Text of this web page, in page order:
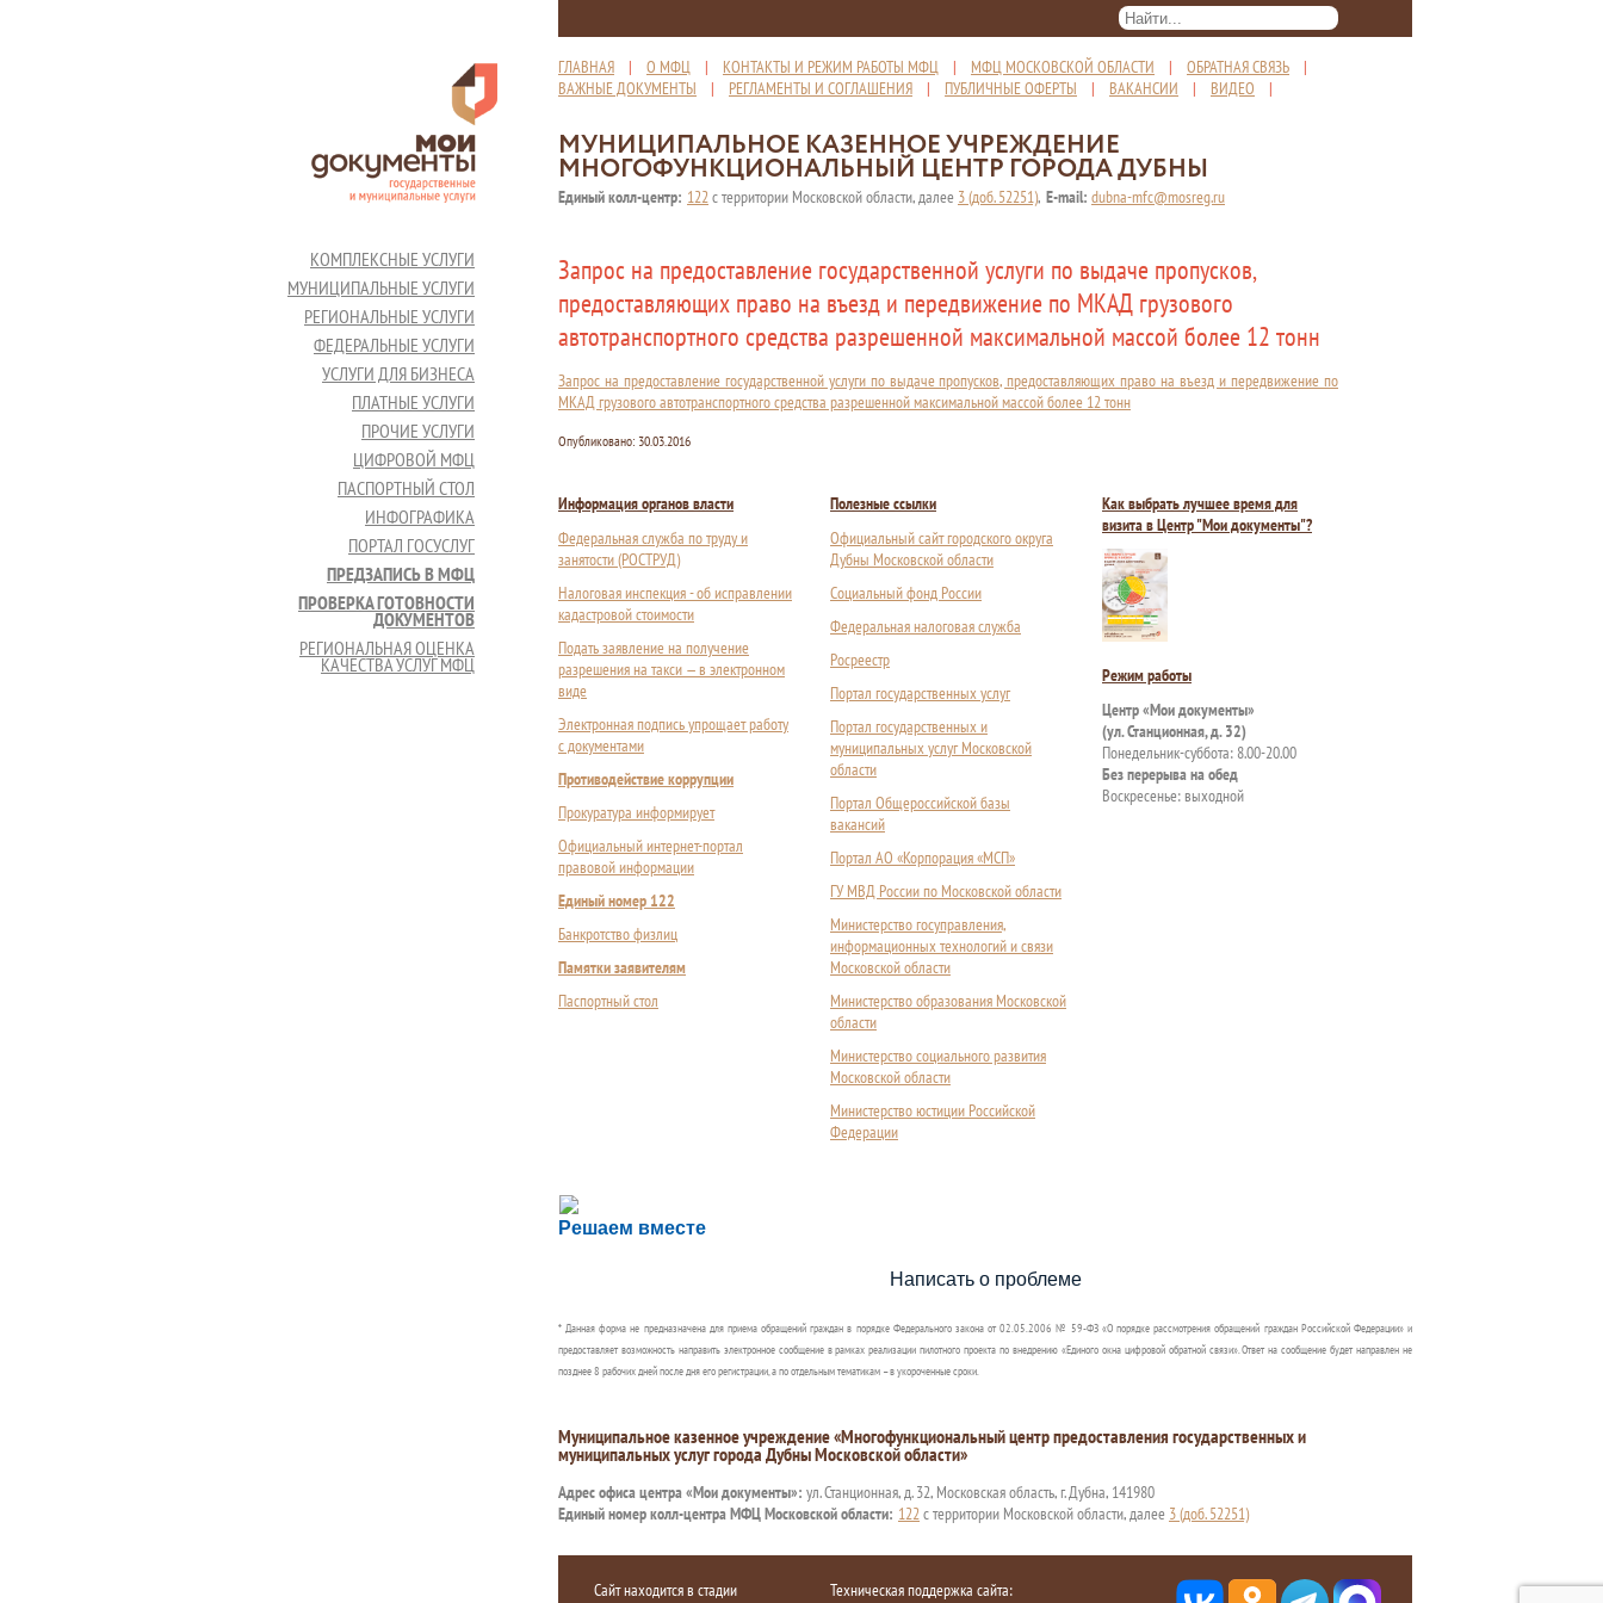
ГЛАВНАЯ | О МФЦ | КОНТАКТЫ И РЕЖИМ РАБОТЫ МФЦ | МФЦ МОСКОВСКОЙ ОБЛАСТИ | ОБРАТНАЯ СВЯЗЬ |
ВАЖНЫЕ ДОКУМЕНТЫ | РЕГЛАМЕНТЫ И СОГЛАШЕНИЯ | ПУБЛИЧНЫЕ ОФЕРТЫ | ВАКАНСИИ | ВИДЕО |
МУНИЦИПАЛЬНОЕ КАЗЕННОЕ УЧРЕЖДЕНИЕ
МНОГОФУНКЦИОНАЛЬНЫЙ ЦЕНТР ГОРОДА ДУБНЫ
Единый колл-центр: 122с территории Московской области, далее 3 (доб. 52251), E-mail: dubna-mfc@mosreg.ru
КОМПЛЕКСНЫЕ УСЛУГИ
МУНИЦИПАЛЬНЫЕ УСЛУГИ
РЕГИОНАЛЬНЫЕ УСЛУГИ
ФЕДЕРАЛЬНЫЕ УСЛУГИ
УСЛУГИ ДЛЯ БИЗНЕСА
ПЛАТНЫЕ УСЛУГИ
ПРОЧИЕ УСЛУГИ
ЦИФРОВОЙ МФЦ
ПАСПОРТНЫЙ СТОЛ
ИНФОГРАФИКА
ПОРТАЛ ГОСУСЛУГ
ПРЕДЗАПИСЬ В МФЦ
ПРОВЕРКА ГОТОВНОСТИ
ДОКУМЕНТОВ
РЕГИОНАЛЬНАЯ ОЦЕНКА
КАЧЕСТВА УСЛУГ МФЦ
Запрос на предоставление государственной услуги по выдаче пропусков,
предоставляющих право на въезд и передвижение по МКАД грузового
автотранспортного средства разрешенной максимальной массой более 12 тонн
Запрос на предоставление государственной услуги по выдаче пропусков, предоставляющих право на въезд и передвижение по
МКАД грузового автотранспортного средства разрешенной максимальной массой более 12 тонн
Опубликовано: 30.03.2016
Информация органов власти
Федеральная служба по труду и
занятости (РОСТРУД)
Налоговая инспекция - об исправлении
кадастровой стоимости
Подать заявление на получение
разрешения на такси — в электронном
виде
Электронная подпись упрощает работу
с документами
Противодействие коррупции
Прокуратура информирует
Официальный интернет-портал
правовой информации
Единый номер 122
Банкротство физлиц
Памятки заявителям
Паспортный стол
Полезные ссылки
Официальный сайт городского округа
Дубны Московской области
Социальный фонд России
Федеральная налоговая служба
Росреестр
Портал государственных услуг
Портал государственных и
муниципальных услуг Московской
области
Портал Общероссийской базы
вакансий
Портал АО «Корпорация «МСП»
ГУ МВД России по Московской области
Министерство госуправления,
информационных технологий и связи
Московской области
Министерство образования Московской
области
Министерство социального развития
Московской области
Министерство юстиции Российской
Федерации
Как выбрать лучшее время для
визита в Центр "Мои документы"?
Режим работы
Центр «Мои документы»
(ул. Станционная, д. 32)
Понедельник-суббота: 8.00-20.00
Без перерыва на обед
Воскресенье: выходной
Решаем вместе
Сложности с получением социальной выплаты или пособия?
Сообщите об этом
Написать о проблеме
* Данная форма не предназначена для приема обращений граждан в порядке Федерального закона от 02.05.2006 № 59-ФЗ «О порядке рассмотрения обращений граждан Российской Федерации» и
предоставляет возможность направить электронное сообщение в рамках реализации пилотного проекта по внедрению «Единого окна цифровой обратной связи». Ответ на сообщение будет направлен не
позднее 8 рабочих дней после дня его регистрации, а по отдельным тематикам – в укороченные сроки.
Муниципальное казенное учреждение «Многофункциональный центр предоставления государственных и
муниципальных услуг города Дубны Московской области»
Адрес офиса центра «Мои документы»: ул. Станционная, д. 32, Московская область, г. Дубна, 141980
Единый номер колл-центра МФЦ Московской области: 122с территории Московской области, далее 3 (доб. 52251)
Сайт находится в стадии
Техническая поддержка сайта: